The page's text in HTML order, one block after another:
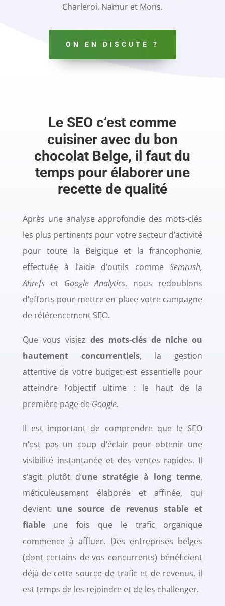
Charleroi, Namur et Mons.
ON EN DISCUTE ?
Le SEO c’est comme
cuisiner avec du bon
chocolat Belge, il faut du
temps pour élaborer une
recette de qualité
Après une analyse approfondie des mots-clés
les plus pertinents pour votre secteur d’activité
pour toute la Belgique et la francophonie,
effectuée à l’aide d’outils commeSemrush,
Ahrefset Google Analytics, nous redoublons
d’efforts pour mettre en place votre campagne
de référencement SEO.
Que vous visiez des mots-clés de niche ou
hautement concurrentiels, la gestion
attentive de votre budget est essentielle pour
atteindre l’objectif ultime : le haut de la
première page de Google.
Il est important de comprendre que le SEO
n’est pas un coup d’éclair pour obtenir une
visibilité instantanée et des ventes rapides. Il
s’agit plutôt d’une stratégie à long terme,
méticuleusement élaborée et affinée, qui
devient une source de revenus stable et
fiableune fois que le trafic organique
commence à affluer. Des entreprises belges
(dont certains de vos concurrents) bénéficient
déjà de cette source de trafic et de revenus, il
est temps de les rejoindre et de les challenger.